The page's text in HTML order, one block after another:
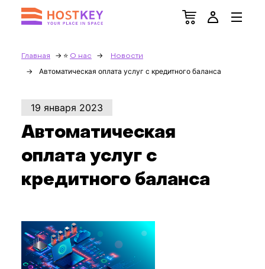
Главная О нас Новости
Автоматическая оплата услуг с кредитного баланса
19 января 2023
Автоматическая
оплата услуг с
кредитного баланса